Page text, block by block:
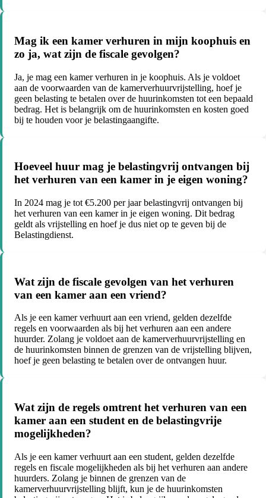
Mag ik een kamer verhuren in mijn koophuis en
zo ja, wat zijn de fiscale gevolgen?
Ja, je mag een kamer verhuren in je koophuis. Als je voldoet
aan de voorwaarden van de kamerverhuurvrijstelling, hoef je
geen belasting te betalen over de huurinkomsten tot een bepaald
bedrag. Het is belangrijk om de huurinkomsten en kosten goed
bij te houden voor je belastingaangifte.
Hoeveel huur mag je belastingvrij ontvangen bij
het verhuren van een kamer in je eigen woning?
In 2024 mag je tot €5.200 per jaar belastingvrij ontvangen bij
het verhuren van een kamer in je eigen woning. Dit bedrag
geldt als vrijstelling en hoef je dus niet op te geven bij de
Belastingdienst.
Wat zijn de fiscale gevolgen van het verhuren
van een kamer aan een vriend?
Als je een kamer verhuurt aan een vriend, gelden dezelfde
regels en voorwaarden als bij het verhuren aan een andere
huurder. Zolang je voldoet aan de kamerverhuurvrijstelling en
de huurinkomsten binnen de grenzen van de vrijstelling blijven,
hoef je geen belasting te betalen over de ontvangen huur.
Wat zijn de regels omtrent het verhuren van een
kamer aan een student en de belastingvrije
mogelijkheden?
Als je een kamer verhuurt aan een student, gelden dezelfde
regels en fiscale mogelijkheden als bij het verhuren aan andere
huurders. Zolang je binnen de grenzen van de
kamerverhuurvrijstelling blijft, kun je de huurinkomsten